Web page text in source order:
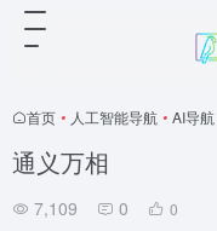
首页 • 人工智能导航 • AI导
通义万相
7,109 0 0